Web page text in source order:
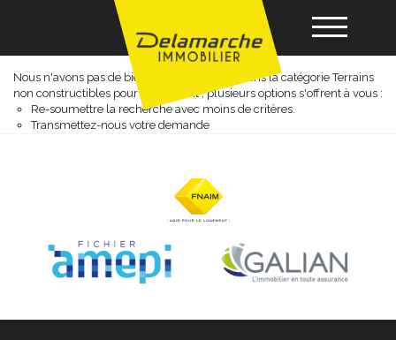
Acheter
Gérance
Nos agences
Terrains non constructibles
Nous n'avons pas de biens à vous proposer dans la catégorie Terrains
non constructibles pour le moment , plusieurs options s'offrent à vous :
Re-soumettre la recherche avec moins de critères.
Transmettez-nous votre demande